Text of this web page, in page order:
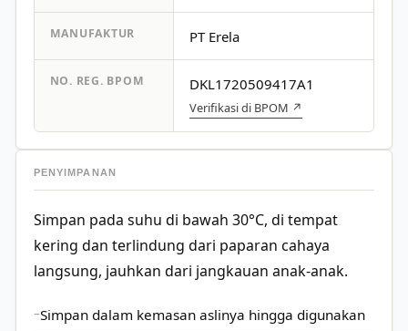
MANUFAKTUR PT Erela
NO. REG. BPOM DKL1720509417A1
Verifikasi di BPOM ↗
PENYIMPANAN
Simpan pada suhu di bawah 30°C, di tempat
kering dan terlindung dari paparan cahaya
langsung, jauhkan dari jangkauan anak-anak.
Simpan dalam kemasan aslinya hingga digunakan